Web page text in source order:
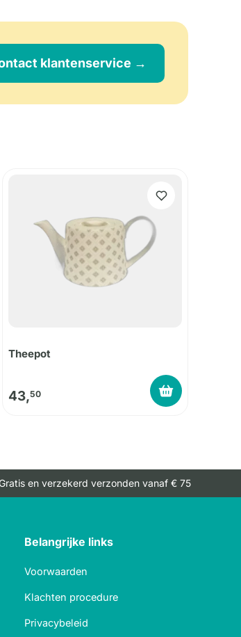
klantenservice →
Theepot
43,50
en verzekerd verzonden vanaf € 75
Belangrijke links
Voorwaarden
Klachten procedure
Privacybeleid